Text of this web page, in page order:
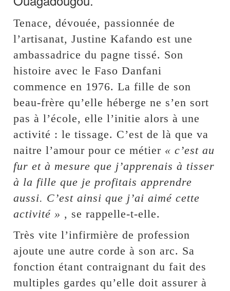
Tenace, dévouée, passionnée de
l’artisanat, Justine Kafando est une
ambassadrice du pagne tissé. Son
histoire avec le Faso Danfani
commence en 1976. La fille de son
beau-frère qu’elle héberge ne s’en sort
pas à l’école, elle l’initie alors à une
activité : le tissage. C’est de là que va
naitre l’amour pour ce métier « c’est au
fur et à mesure que j’apprenais à tisser
à la fille que je profitais apprendre
aussi. C’est ainsi que j’ai aimé cette
activité » , se rappelle-t-elle.
Très vite l’infirmière de profession
ajoute une autre corde à son arc. Sa
fonction étant contraignant du fait des
multiples gardes qu’elle doit assurer à